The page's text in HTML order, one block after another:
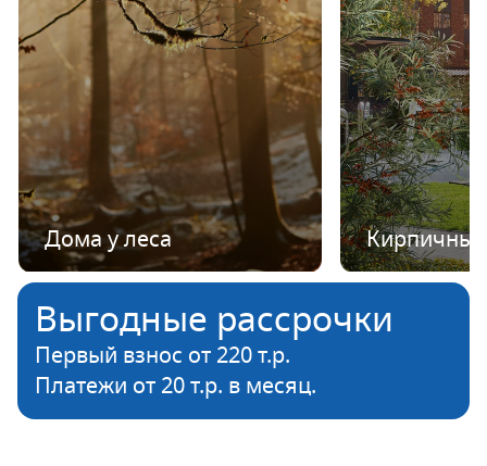
Дома у леса
Выгодные рассрочки
Первый взнос от 220 т.р.
Платежи от 20 т.р. в месяц.